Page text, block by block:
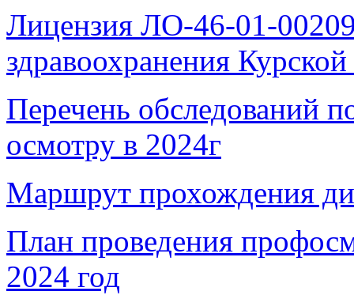
Лицензия ЛО-46-01-
здравоохранения
Перечень обследований
осмотру в 2024г
Маршрут прохождения
План проведения
2024 год